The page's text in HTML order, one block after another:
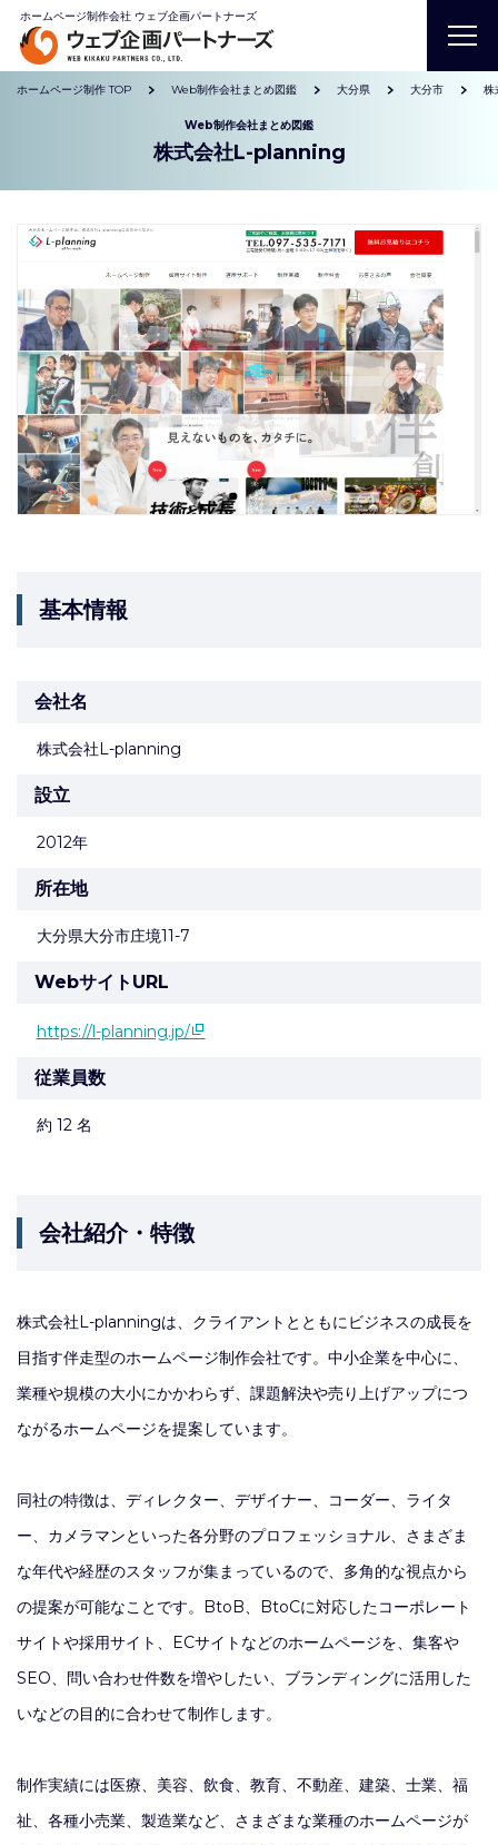
ホームページ制作会社 ウェブ企画パートナーズ
ホームページ制作 TOP Web制作会社まとめ図鑑 大分県 大分市
Web制作会社まとめ図鑑
株式会社L-planning
基本情報
会社名
株式会社L-planning
設立
2012年
所在地
大分県大分市庄境11-7
WebサイトURL
https://l-planning.jp/
従業員数
約 12 名
会社紹介・特徴
株式会社L-planningは、クライアントとともにビジネスの成長を
目指す伴走型のホームページ制作会社です。中小企業を中心に、
業種や規模の大小にかかわらず、課題解決や売り上げアップにつ
ながるホームページを提案しています。
同社の特徴は、ディレクター、デザイナー、コーダー、ライタ
ー、カメラマンといった各分野のプロフェッショナル、さまざま
な年代や経歴のスタッフが集まっているので、多角的な視点から
の提案が可能なことです。BtoB、BtoCに対応したコーポレート
サイトや採用サイト、ECサイトなどのホームページを、集客や
SEO、問い合わせ件数を増やしたい、ブランディングに活用した
いなどの目的に合わせて制作します。
制作実績には医療、美容、飲食、教育、不動産、建築、士業、福
祉、各種小売業、製造業など、さまざまな業種のホームページが